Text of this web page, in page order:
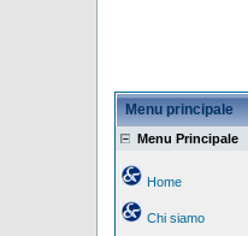
Menu principale
Menu Principale
Home
Chi siamo